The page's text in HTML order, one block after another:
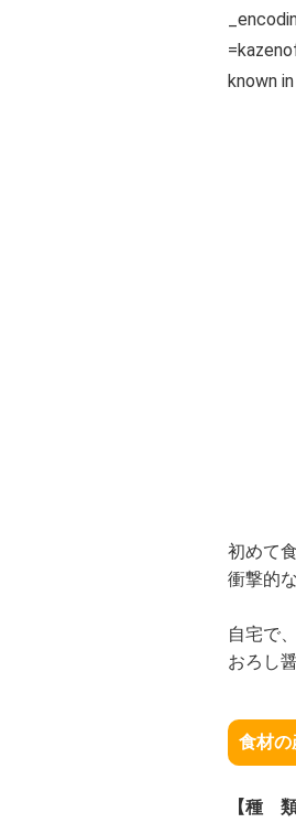
known in
初めて
衝撃的
自宅で
おろし
食材の
【種